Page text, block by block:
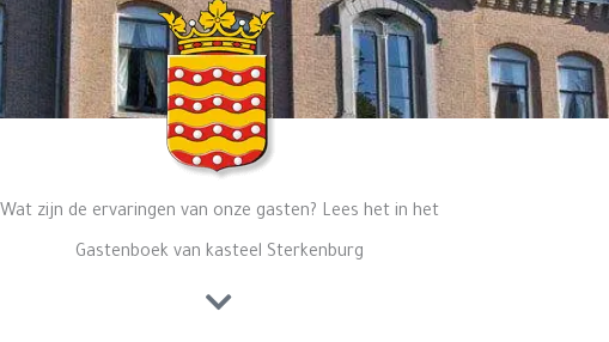
Wat zijn de ervaringen van onze gasten? Lees het in het
Gastenboek van kasteel Sterkenburg